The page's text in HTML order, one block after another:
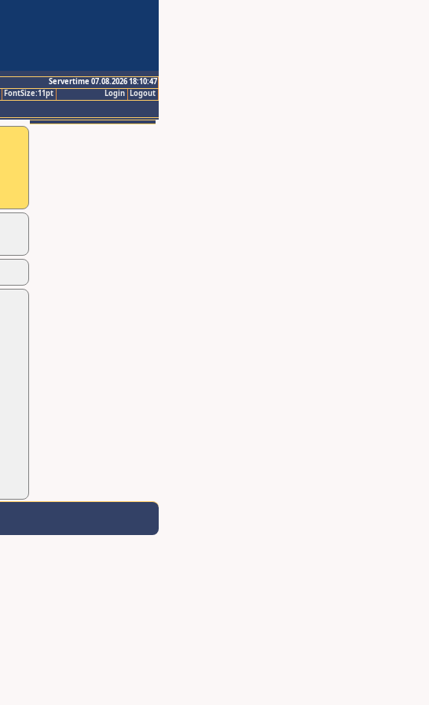
Servertime 07.08.2026 18:10:47
Logout
Login
FontSize:11pt